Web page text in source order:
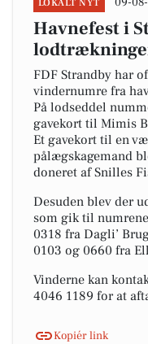
LOKALT NYT
Havnefest i
FDF Strandby har
vindernumre fra
På lodseddel
gavekort til Mimis
Et gavekort til en
pålægskagemand
doneret af Snilles
Desuden blev der
som gik til
0318 fra Dagli’
0103 og 0660 fra
Vinderne kan
4046 1189 for at
Kopiér link